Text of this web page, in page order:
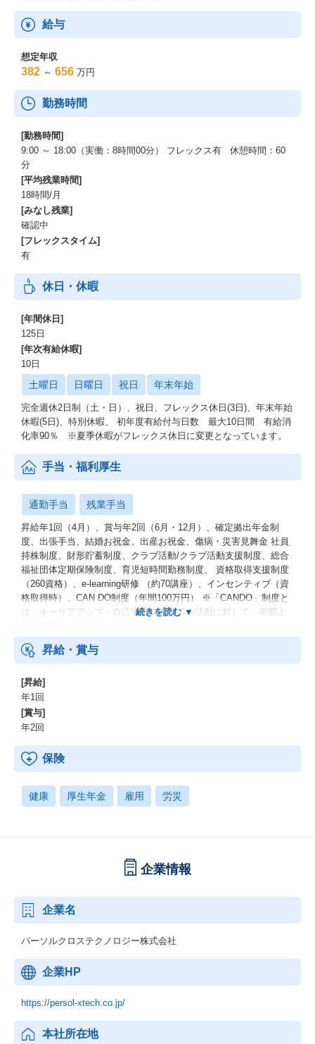
給与
想定年収
382 ～ 656 万円
勤務時間
[勤務時間]
9:00 ～ 18:00（実働：8時間00分） フレックス有 休憩時間：60
分
[平均残業時間]
18時間/月
[みなし残業]
確認中
[フレックスタイム]
有
休日・休暇
[年間休日]
125日
[年次有給休暇]
10日
土曜日 日曜日 祝日 年末年始
完全週休2日制（土・日）、祝日、フレックス休日(3日)、年末年始
休暇(5日)、特別休暇、 初年度有給付与日数 最大10日間 有給消
化率90％ ※夏季休暇がフレックス休日に変更となっています。
手当・福利厚生
通勤手当 残業手当
昇給年1回（4月）、賞与年2回（6月・12月）、確定拠出年金制
度、出張手当、結婚お祝金、出産お祝金、傷病・災害見舞金 社員
持株制度、財形貯蓄制度、クラブ活動/クラブ活動支援制度、総合
福祉団体定期保険制度、育児短時間勤務制度、 資格取得支援制度
（260資格）、e-learning研修 （約70講座）、インセンティブ（資
格取得時）、CAN DO制度（年間100万円） ※「CANDO」制度と
は…キャリアアップ・自己実現に向けての活動に対して、年間上
昇給・賞与
[昇給]
年1回
[賞与]
年2回
保険
健康 厚生年金 雇用 労災
企業情報
企業名
パーソルクロステクノロジー株式会社
企業HP
https://persol-xtech.co.jp/
本社所在地